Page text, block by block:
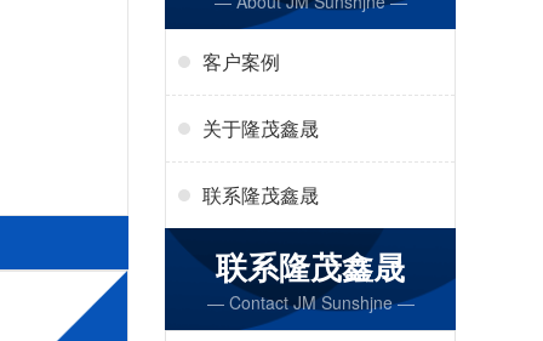
客户案例
关于隆茂鑫晟
联系隆茂鑫晟
联系隆茂鑫晟
— Contact JM Sunshjne —